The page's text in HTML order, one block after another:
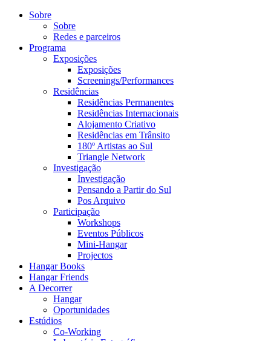
Sobre
Sobre
Redes e parceiros
Programa
Exposições
Exposições
Screenings/Performances
Residências
Residências Permanentes
Residências Internacionais
Alojamento Criativo
Residências em Trânsito
180º Artistas ao Sul
Triangle Network
Investigação
Investigação
Pensando a Partir do Sul
Pos Arquivo
Participação
Workshops
Eventos Públicos
Mini-Hangar
Projectos
Hangar Books
Hangar Friends
A Decorrer
Hangar
Oportunidades
Estúdios
Co-Working